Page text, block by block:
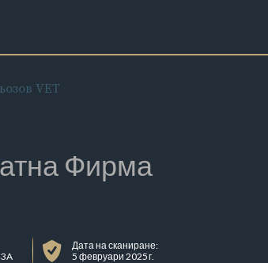
VET
Фирма
Дата на сканиране:
5 февруари 2025 г.